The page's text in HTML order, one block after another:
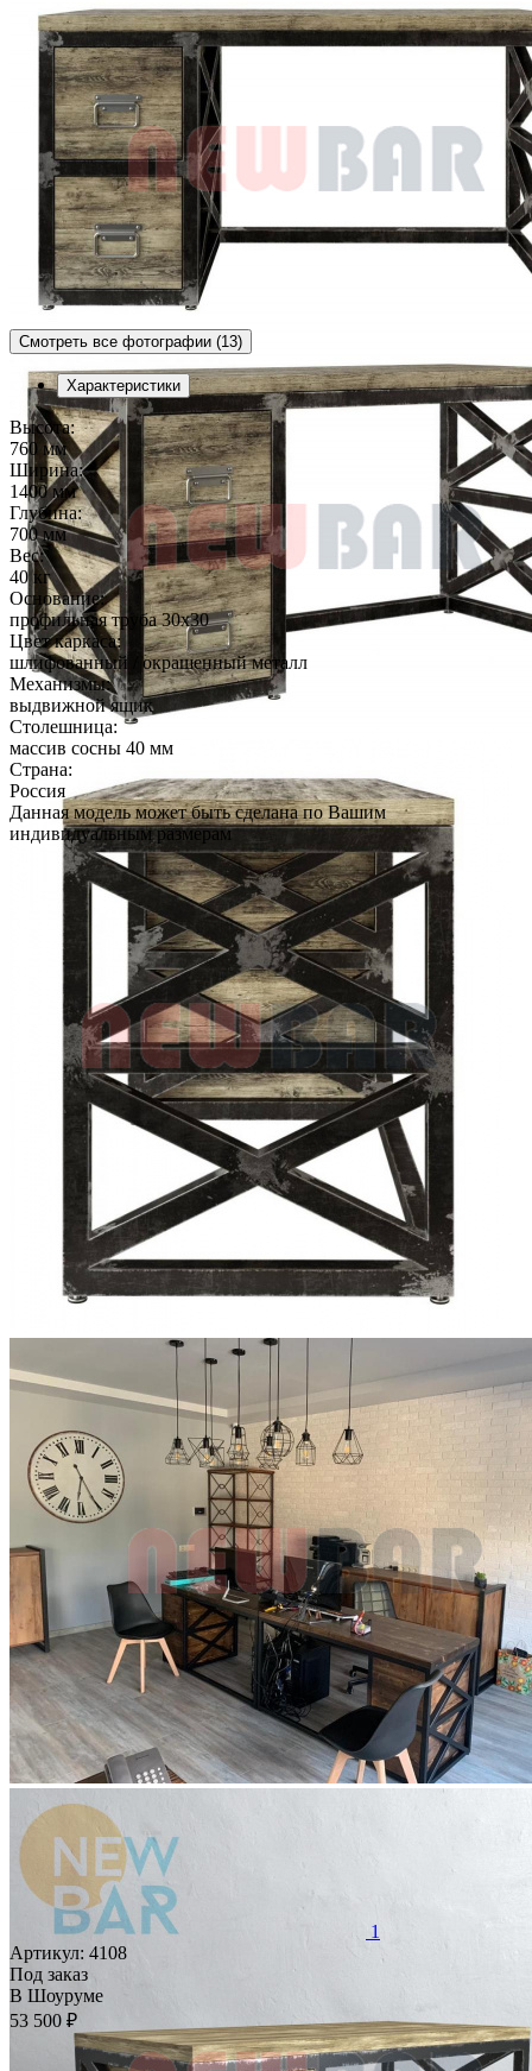
Смотреть все фотографии (13)
Характеристики
Высота:
760 мм
Ширина:
1400 мм
Глубина:
700 мм
Вес:
40 кг
Основание:
профильная труба 30х30
Цвет каркаса:
шлифованный / окрашенный металл
Механизмы:
выдвижной ящик
Столешница:
массив сосны 40 мм
Страна:
Россия
Данная модель может быть сделана по Вашим
индивидуальным размерам
1
Артикул: 4108
Под заказ
В Шоуруме
53 500 ₽